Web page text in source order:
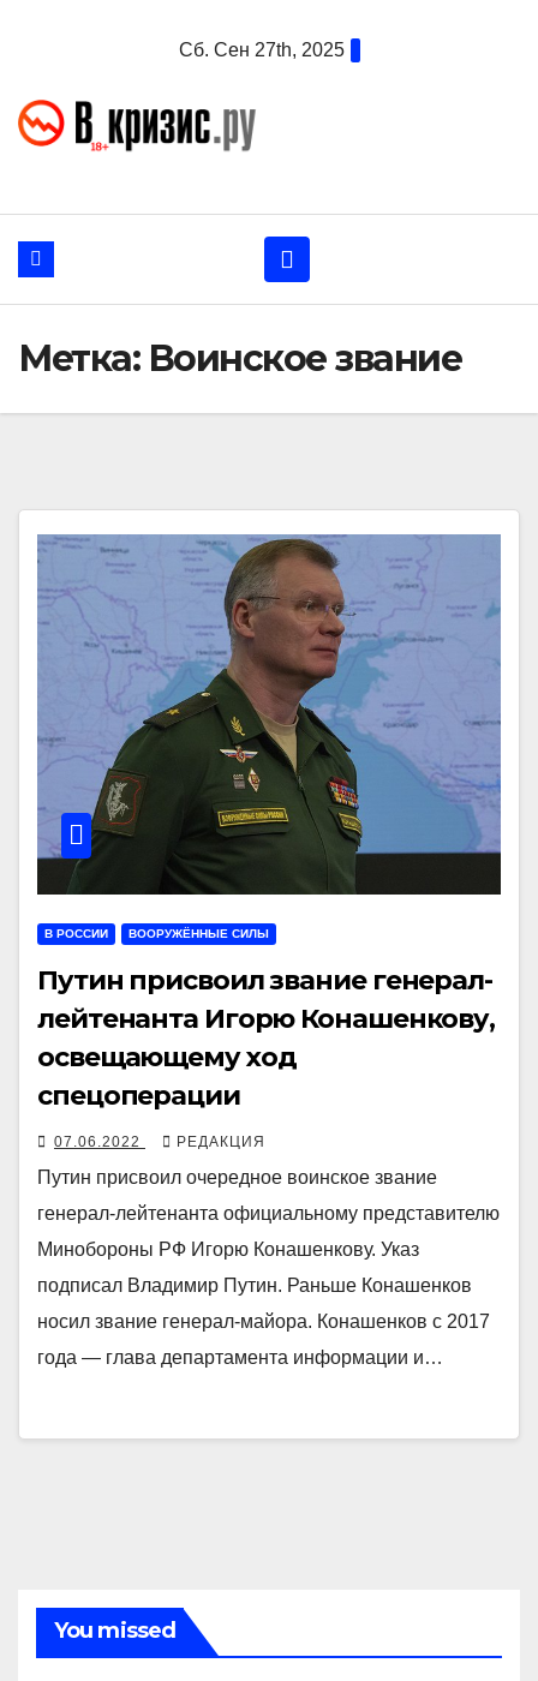
Сб. Сен 27th, 2025
Метка: Воинское звание
В РОССИИ ВООРУЖЁННЫЕ СИЛЫ
Путин присвоил звание генерал-
лейтенанта Игорю Конашенкову,
освещающему ход
спецоперации
07.06.2022 РЕДАКЦИЯ
Путин присвоил очередное воинское звание
генерал-лейтенанта официальному представителю
Минобороны РФ Игорю Конашенкову. Указ
подписал Владимир Путин. Раньше Конашенков
носил звание генерал-майора. Конашенков с 2017
года — глава департамента информации и…
You missed